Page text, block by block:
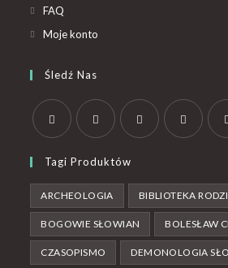
FAQ
Moje konto
Śledź Nas
Tagi Produktów
ARCHEOLOGIA BIBLIOTEKA
BOGOWIE SŁOWIAN BOLESŁAW
CZASOPISMO DEMONOLOGIA